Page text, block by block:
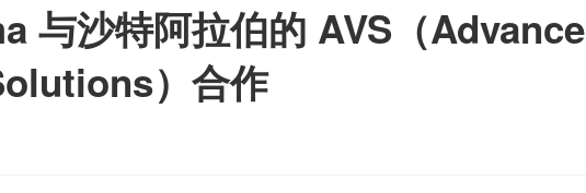
与沙特阿拉伯的 AVS（Advance
）合作